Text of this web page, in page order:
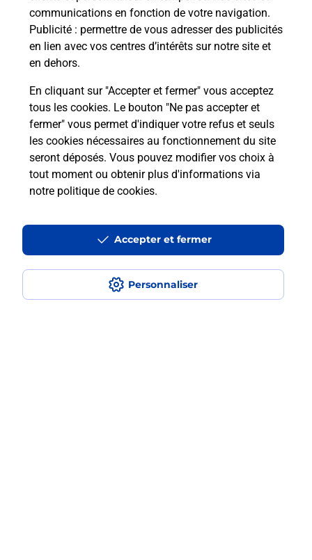
communications en fonction de votre navigation.
Publicité : permettre de vous adresser des publicités
en lien avec vos centres d’intérêts sur notre site et
en dehors.
En cliquant sur "Accepter et fermer" vous acceptez
tous les cookies. Le bouton "Ne pas accepter et
fermer" vous permet d'indiquer votre refus et seuls
les cookies nécessaires au fonctionnement du site
seront déposés. Vous pouvez modifier vos choix à
tout moment ou obtenir plus d'informations via
notre politique de cookies.
Personnaliser
Accepter et fermer
Quel réseau utilise La Poste Mobile ?
Est-ce que je peux garder mon
numéro de mobile gratuitement ?
Est-ce que je peux bénéficier de la 5G
avec La Poste Mobile ?
Est-ce que je peux utiliser mon forfait
à l’étranger avec La Poste Mobile ?
Est-ce que je peux payer mon iPhone
en plusieurs fois avec La Poste Mobile
?